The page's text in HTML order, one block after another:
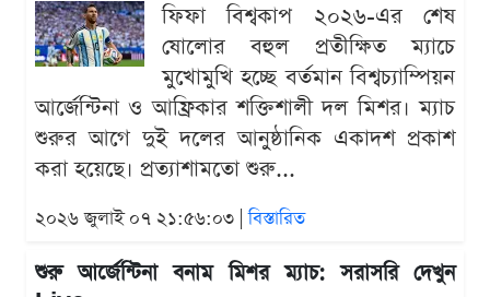
ফিফা বিশ্বকাপ ২০২৬-এর শেষ
ষোলোর বহুল প্রতীক্ষিত ম্যাচে
মুখোমুখি হচ্ছে বর্তমান বিশ্বচ্যাম্পিয়ন
আর্জেন্টিনা ও আফ্রিকার শক্তিশালী দল মিশর। ম্যাচ
শুরুর আগে দুই দলের আনুষ্ঠানিক একাদশ প্রকাশ
করা হয়েছে। প্রত্যাশামতো শুরু...
২০২৬ জুলাই ০৭ ২১:৫৬:০৩ |বিস্তারিত
শুরু আর্জেন্টিনা বনাম মিশর ম্যাচ: সরাসরি দেখুন